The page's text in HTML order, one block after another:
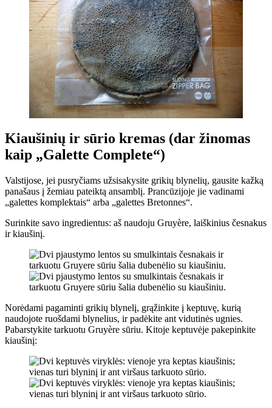
Kiaušinių ir sūrio kremas (dar žinomas
kaip „Galette Complete“)
Valstijose, jei pusryčiams užsisakysite grikių blynelių, gausite kažką
panašaus į žemiau pateiktą ansamblį. Prancūzijoje jie vadinami
„galettes komplektais“ arba „galettes Bretonnes“.
Surinkite savo ingredientus: aš naudoju Gruyère, laiškinius česnakus
ir kiaušinį.
Norėdami pagaminti grikių blynelį, grąžinkite į keptuvę, kurią
naudojote ruošdami blynelius, ir padėkite ant vidutinės ugnies.
Pabarstykite tarkuotu Gruyère sūriu. Kitoje keptuvėje pakepinkite
kiaušinį: